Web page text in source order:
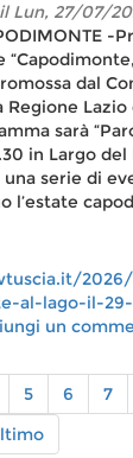
Lun, 27/07/
-
dal
Lazio
sarà
in Largo
serie di
l’estate
al-lago-il-
un
5 6 7